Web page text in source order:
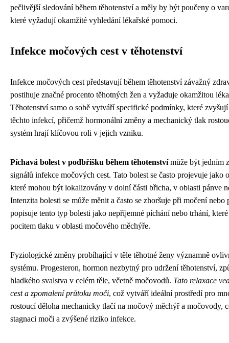
pečlivější sledování během těhotenství a měly by být poučeny o
které vyžadují okamžité vyhledání lékařské pomoci.
Infekce močových cest v těhotenství
Infekce močových cest představují během těhotenství závažný
postihuje značné procento těhotných žen a vyžaduje okamžitou
Těhotenství samo o sobě vytváří specifické podmínky, které
těchto infekcí, přičemž hormonální změny a mechanický tlak
systém hrají klíčovou roli v jejich vzniku.
Píchavá bolest v podbřišku během těhotenstvímůže být jedním
signálů infekce močových cest. Tato bolest se často projevuje jako
které mohou být lokalizovány v dolní části břicha, v oblasti pánve
Intenzita bolesti se může měnit a často se zhoršuje při močení
popisuje tento typ bolesti jako nepříjemné píchání nebo trhání,
pocitem tlaku v oblasti močového měchýře.
Fyziologické změny probíhající v těle těhotné ženy významně
systému. Progesteron, hormon nezbytný pro udržení těhotenství,
hladkého svalstva v celém těle, včetně močovodů. Tato relaxace
cest a zpomalení průtoku moči, což vytváří ideální prostředí pro
rostoucí děloha mechanicky tlačí na močový měchýř a močovody,
stagnaci moči a zvýšené riziko infekce.